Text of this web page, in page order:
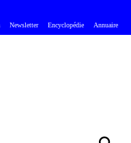
Newsletter Encyclopédie Annuaire